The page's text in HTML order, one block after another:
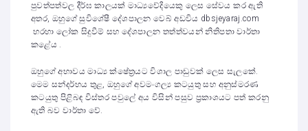
පුවත්පත්වල දීර්ඝ කාලයක් මාධ්‍යවේදියෙකු ලෙස සේවය කර ඇති
අතර, ඔහුගේ සුවිශේෂී දේශපාලන වෙබ් අඩවිය dbsjeyaraj.com
හරහා ලෝක සිදුවීම් සහ දේශපාලන තත්ත්වයන් නිතිපතා වාර්තා
කළේය .
ඔහුගේ අභාවය මාධ්‍ය ක්ෂේත්‍රයට විශාල පාඩුවක් ලෙස සැලකේ.
මෙම සන්දර්භය තුළ, ඔහුගේ අවමංගල්‍ය කටයුතු සහ අනුස්මරණ
කටයුතු පිළිබඳ විස්තර පවුලේ අය විසින් පසුව ප්‍රකාශයට පත් කරනු
ඇති බව වාර්තා වේ.